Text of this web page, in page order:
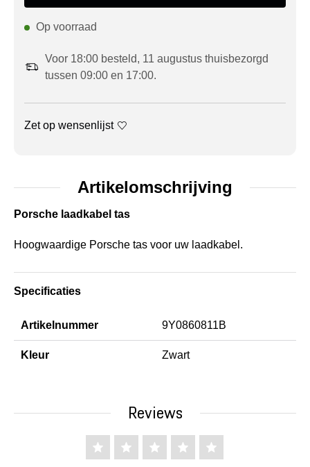
Op voorraad
Voor 18:00 besteld, 11 augustus thuisbezorgd
tussen 09:00 en 17:00.
Zet op wensenlijst
Artikelomschrijving
Porsche laadkabel tas
Hoogwaardige Porsche tas voor uw laadkabel.
Specificaties
Artikelnummer 9Y0860811B
Kleur Zwart
Reviews